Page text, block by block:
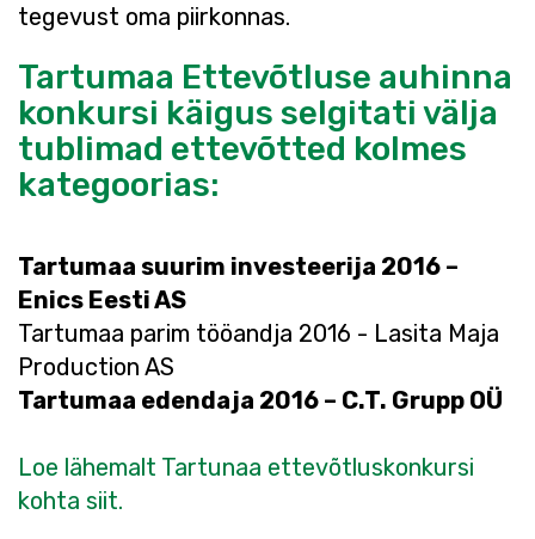
tegevust oma piirkonnas.
Tartumaa Ettevõtluse auhinna
konkursi käigus selgitati välja
tublimad ettevõtted kolmes
kategoorias:
Tartumaa suurim investeerija 2016 –
Enics Eesti AS
Tartumaa parim tööandja 2016 - Lasita Maja
Production AS
Tartumaa edendaja 2016 – C.T. Grupp OÜ
Loe lähemalt Tartunaa ettevõtluskonkursi
kohta siit.